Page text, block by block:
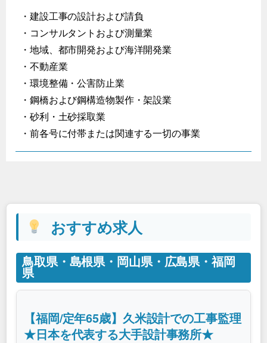
・建設工事の設計および請負
・コンサルタントおよび測量業
・地域、都市開発および海洋開発業
・不動産業
・環境整備・公害防止業
・鋼橋および鋼構造物製作・架設業
・砂利・土砂採取業
・前各号に付帯または関連する一切の事業
おすすめ求人
鳥取県・島根県・岡山県・広島県・福岡
県
【福岡/定年65歳】久米設計での工事監理
★日本を代表する大手設計事務所★